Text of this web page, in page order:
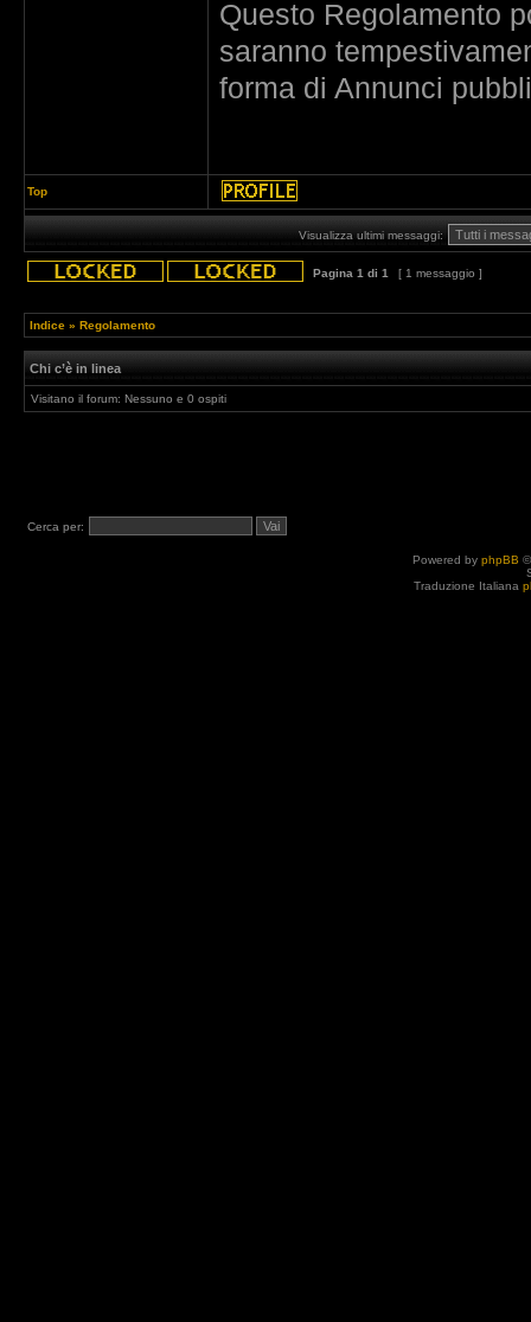
Questo Regolamento
saranno
forma di Annunci
Top
Visualizza ultimi messaggi:
Pagina 1 di 1 [ 1 messaggio ]
Indice » Regolamento
Chi c’è in linea
Visitano il forum: Nessuno e 0 ospiti
Cerca per:
Powered by phpBB
Traduzione Italiana